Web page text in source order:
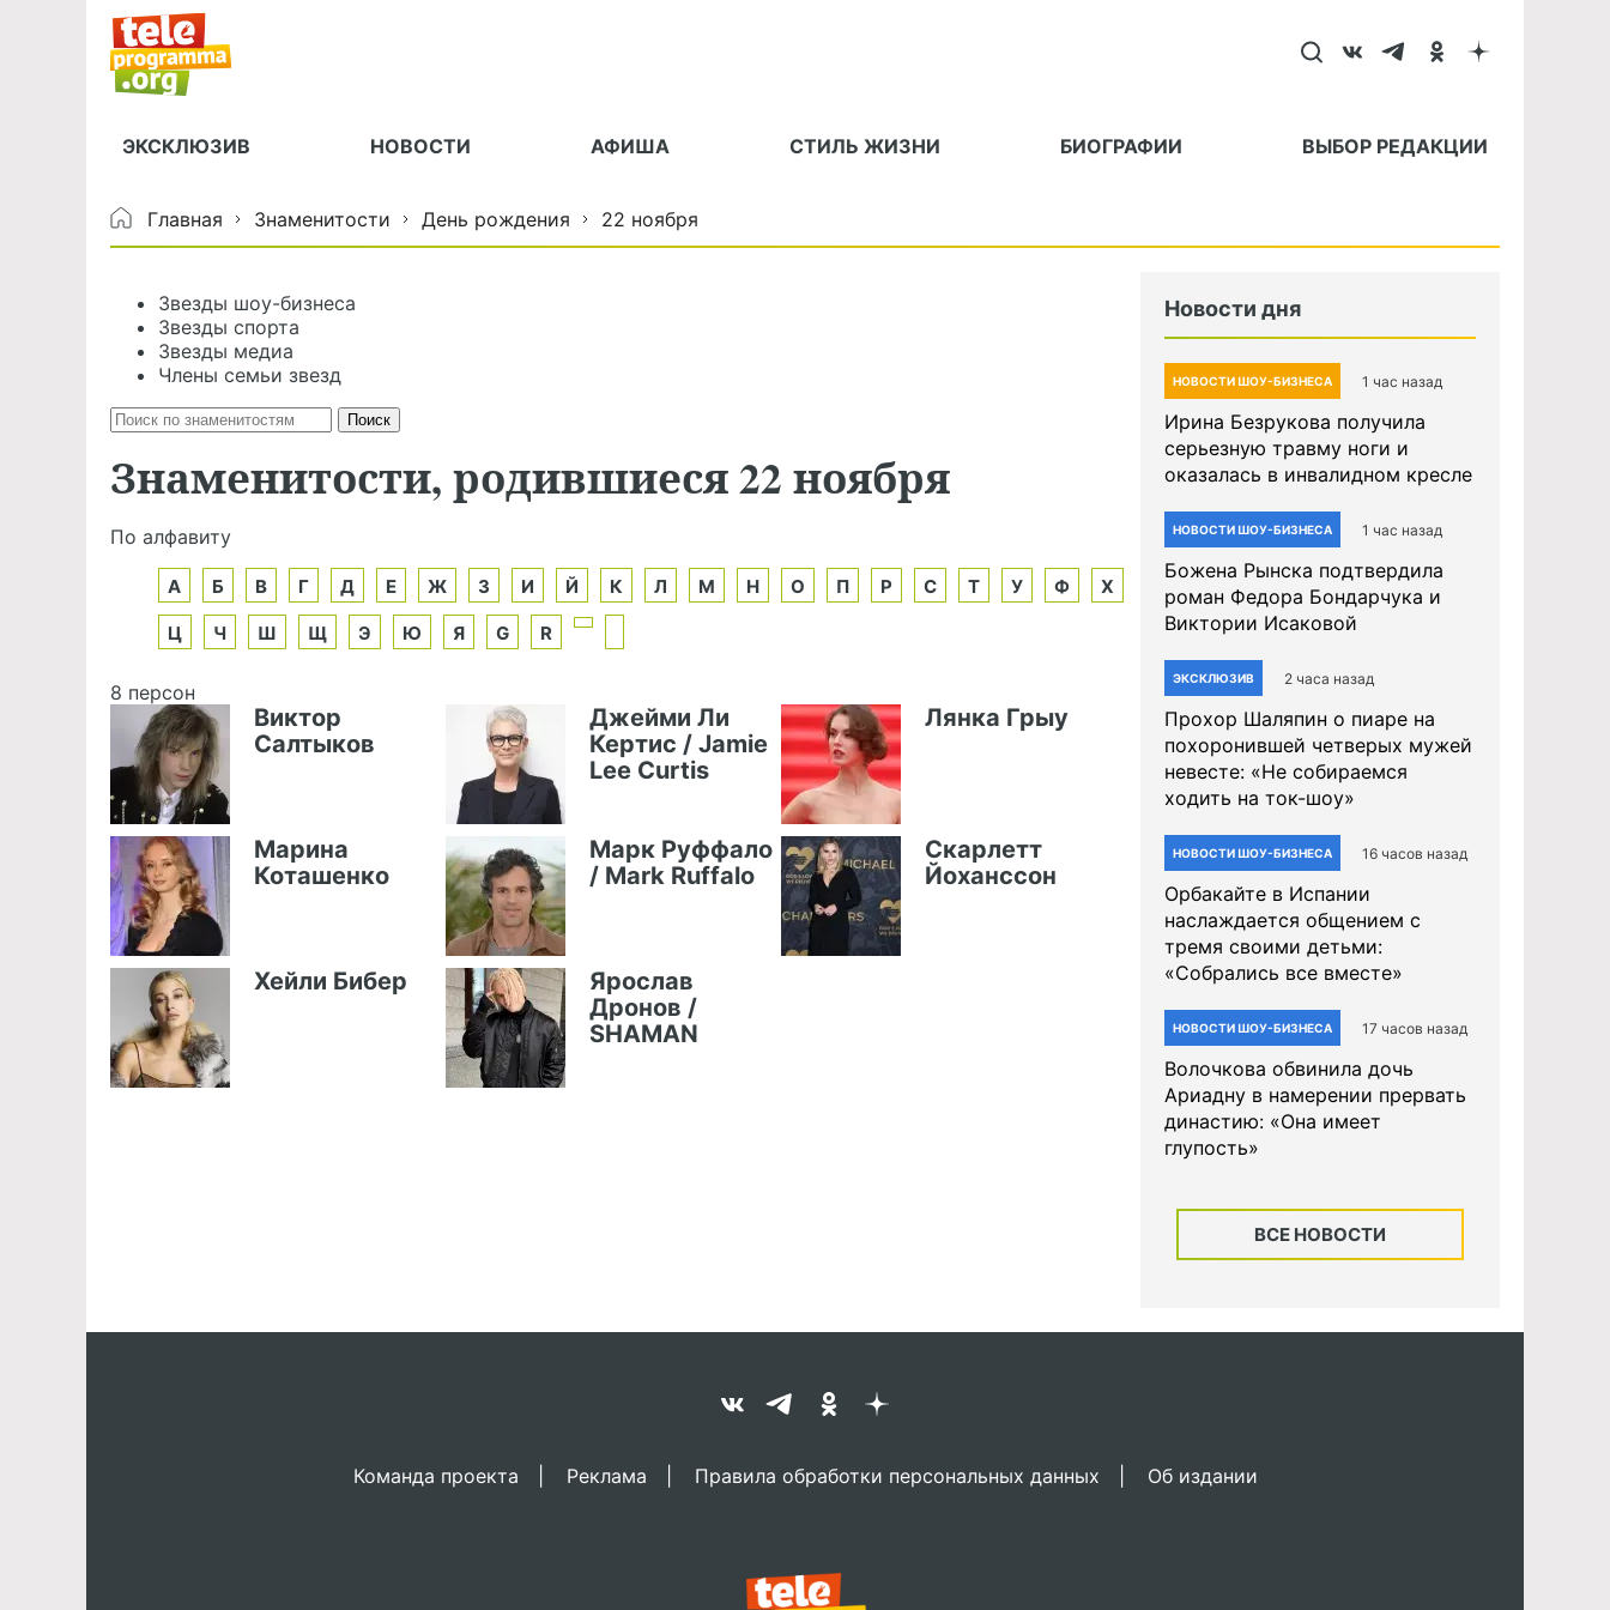
ЭКСКЛЮЗИВ НОВОСТИ АФИША СТИЛЬ ЖИЗНИ БИОГРАФИИ ВЫБОР РЕДАКЦИИ
Главная Знаменитости День рождения 22 ноября
Звезды шоу-бизнеса
Звезды спорта
Звезды медиа
Члены семьи звезд
Знаменитости, родившиеся 22 ноября
По алфавиту
А Б В Г Д Е Ж З И Й К Л М Н О П Р С Т У Ф Х
Ц Ч Ш Щ Э Ю Я G R
8 персон
Виктор
Салтыков
Джейми Ли
Кертис / Jamie
Lee Curtis
Лянка Грыу
Марина
Коташенко
Марк Руффало
/ Mark Ruffalo
Скарлетт
Йоханссон
Хейли Бибер
Ярослав
Дронов /
SHAMAN
Новости дня
НОВОСТИ ШОУ-БИЗНЕСА 1 час назад
Ирина Безрукова получила
серьезную травму ноги и
оказалась в инвалидном кресле
НОВОСТИ ШОУ-БИЗНЕСА 1 час назад
Божена Рынска подтвердила
роман Федора Бондарчука и
Виктории Исаковой
ЭКСКЛЮЗИВ 2 часа назад
Прохор Шаляпин о пиаре на
похоронившей четверых мужей
невесте: «Не собираемся
ходить на ток-шоу»
НОВОСТИ ШОУ-БИЗНЕСА 16 часов назад
Орбакайте в Испании
наслаждается общением с
тремя своими детьми:
«Собрались все вместе»
НОВОСТИ ШОУ-БИЗНЕСА 17 часов назад
Волочкова обвинила дочь
Ариадну в намерении прервать
династию: «Она имеет
глупость»
ВСЕ НОВОСТИ
Команда проекта Реклама Правила обработки персональных данных Об издании